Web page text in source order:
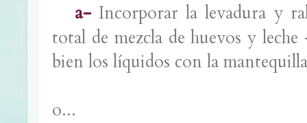
a- Incorporar la levadura y
total de mezcla de huevos y
bien los líquidos con la
o...